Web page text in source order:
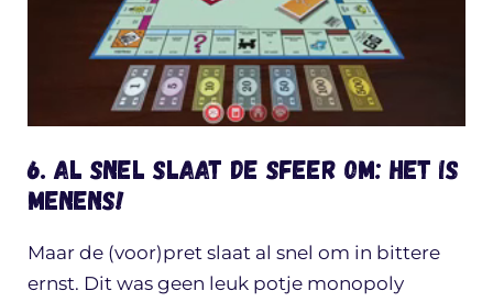
6. Al snel slaat de sfeer om: het is
MENENS!
Maar de (voor)pret slaat al snel om in bittere
ernst. Dit was geen leuk potje monopoly